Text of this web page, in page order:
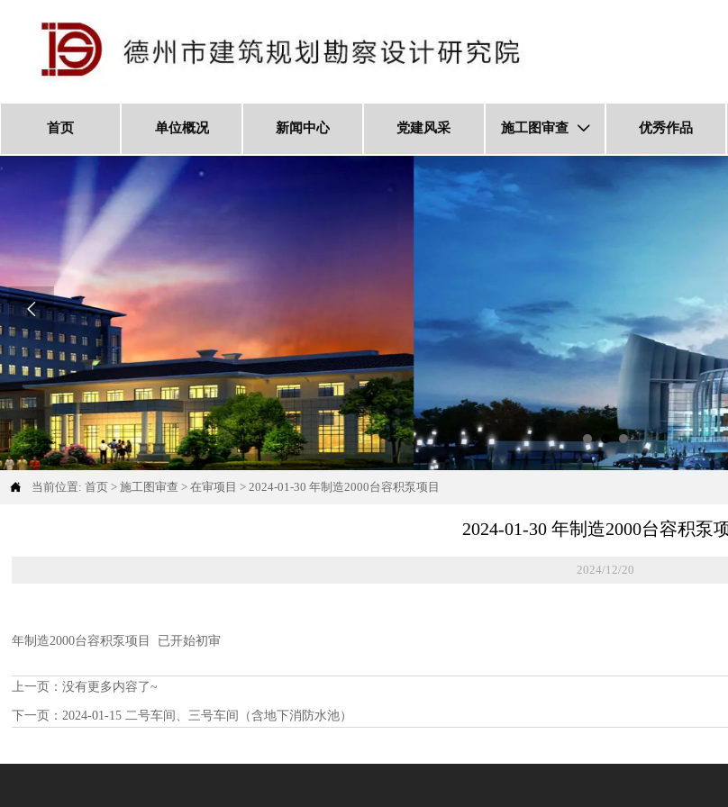
首页 单位概况 新闻中心 党建风采 施工图审查  优秀作品

 当前位置: 首页 > 施工图审查 > 在审项目 > 2024-01-30 年制造2000台容积泵项目
2024-01-30 年制造2000台容积泵
2024/12/20
年制造2000台容积泵项目 已开始初审
上一页：没有更多内容了~
下一页： 2024-01-15 二号车间、三号车间（含地下消防水池）